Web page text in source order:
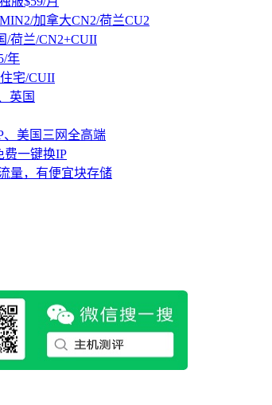
加拿大CN2/荷兰CU2
/荷兰/CN2+CUII
年
宅/CUII
英国
、美国三网全高端
费一键换IP
量，有便宜块存储